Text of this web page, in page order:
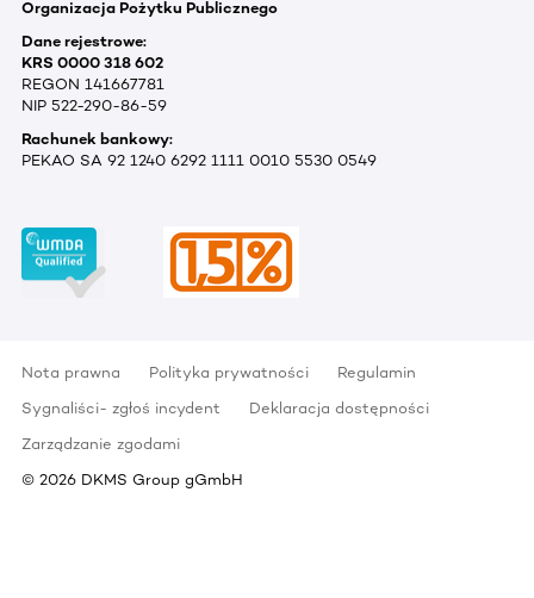
Organizacja Pożytku Publicznego
Dane rejestrowe:
KRS 0000 318 602
REGON 141667781
NIP 522-290-86-59
Rachunek bankowy:
PEKAO SA 92 1240 6292 1111 0010 5530 0549
Nota prawna Polityka prywatności
Regulamin
Sygnaliści- zgłoś incydent
Deklaracja dostępności
Zarządzanie zgodami
© 2026 DKMS Group gGmbH